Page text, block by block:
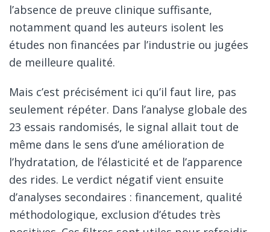
l’absence de preuve clinique suffisante,
notamment quand les auteurs isolent les
études non financées par l’industrie ou jugées
de meilleure qualité.
Mais c’est précisément ici qu’il faut lire, pas
seulement répéter. Dans l’analyse globale des
23 essais randomisés, le signal allait tout de
même dans le sens d’une amélioration de
l’hydratation, de l’élasticité et de l’apparence
des rides. Le verdict négatif vient ensuite
d’analyses secondaires : financement, qualité
méthodologique, exclusion d’études très